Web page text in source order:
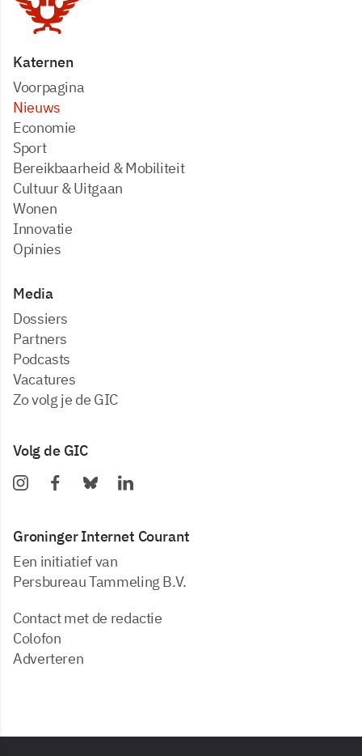
Katernen
Voorpagina
Nieuws
Economie
Sport
Bereikbaarheid & Mobiliteit
Cultuur & Uitgaan
Wonen
Innovatie
Opinies
Media
dossiers
partners
podcasts
vacatures
zo volg je de GIC
Volg de GIC
Groninger Internet Courant
Een initiatief van
Persbureau Tammeling B.V.
Contact met de redactie
Colofon
Adverteren